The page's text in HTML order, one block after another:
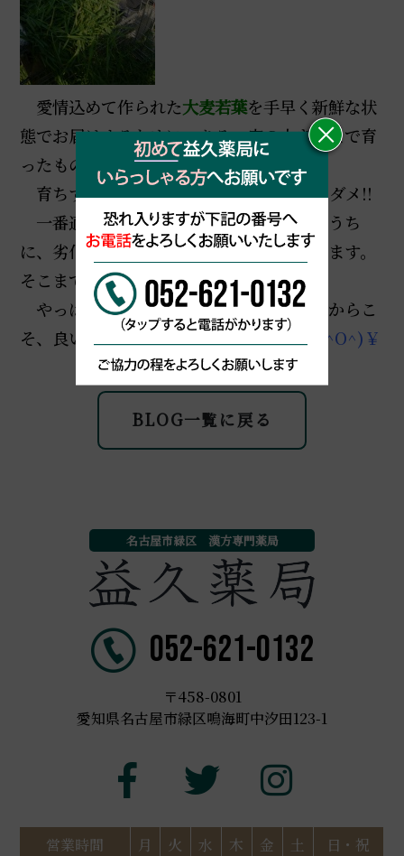
愛情込めて作られた大麦若葉を手早く新鮮な状
態でお届けするために、ある一定の大きさまで育
ったものを一気に刈り取ります。
育ちすぎてもダメ！もちろん、未熟でもダメ!!
一番適した時期に一気に収穫。その日のうち
に、劣化しない状態にまで加工してしまいます。
そこまで徹底して品質を管理しています。
やっぱり、そこまで徹底してやっているからこ
そ、良いものができるわけですね!!
\\(^O^)￥
BLOG一覧に戻る
名古屋市緑区 漢方専門薬局
052-621-0132
〒458-0801
愛知県名古屋市緑区鳴海町中汐田123-1
営業時間 月 火 水 木 金 土
日・祝